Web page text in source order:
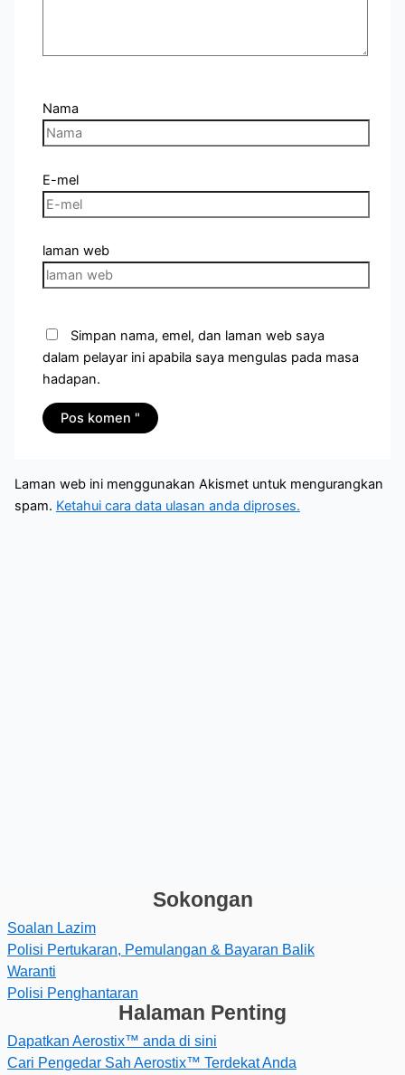
Nama
E-mel
laman web
Simpan nama, emel, dan laman web saya
dalam pelayar ini apabila saya mengulas pada masa
hadapan.
Laman web ini menggunakan Akismet untuk mengurangkan
spam. Ketahui cara data ulasan anda diproses.
Sokongan
Soalan Lazim
Polisi Pertukaran, Pemulangan & Bayaran Balik
Waranti
Polisi Penghantaran
Halaman Penting
Dapatkan Aerostix™ anda di sini
Cari Pengedar Sah Aerostix™ Terdekat Anda